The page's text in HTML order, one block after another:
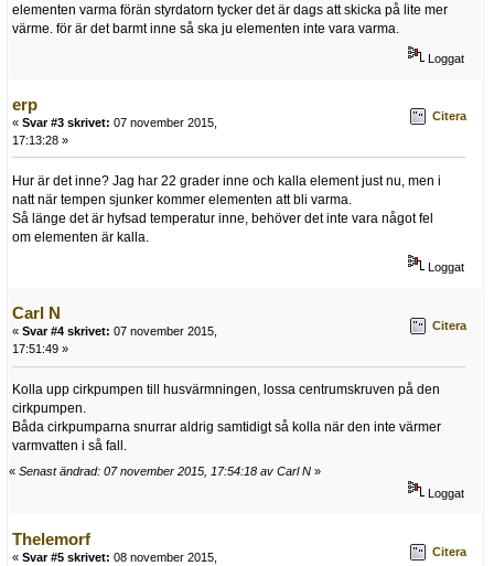
elementen varma förän styrdatorn tycker det är dags att skicka på lite mer
värme. för är det barmt inne så ska ju elementen inte vara varma.
Loggat
erp
« Svar #3 skrivet: 07 november 2015,
17:13:28 »
Citera
Hur är det inne? Jag har 22 grader inne och kalla element just nu, men i
natt när tempen sjunker kommer elementen att bli varma.
Så länge det är hyfsad temperatur inne, behöver det inte vara något fel
om elementen är kalla.
Loggat
Carl N
« Svar #4 skrivet: 07 november 2015,
17:51:49 »
Citera
Kolla upp cirkpumpen till husvärmningen, lossa centrumskruven på den
cirkpumpen.
Båda cirkpumparna snurrar aldrig samtidigt så kolla när den inte värmer
varmvatten i så fall.
« Senast ändrad: 07 november 2015, 17:54:18 av Carl N »
Loggat
Thelemorf
« Svar #5 skrivet: 08 november 2015,
Citera